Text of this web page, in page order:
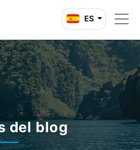
ES
del blog